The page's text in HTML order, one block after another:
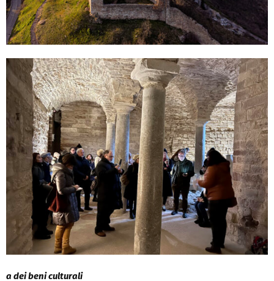
a dei beni culturali